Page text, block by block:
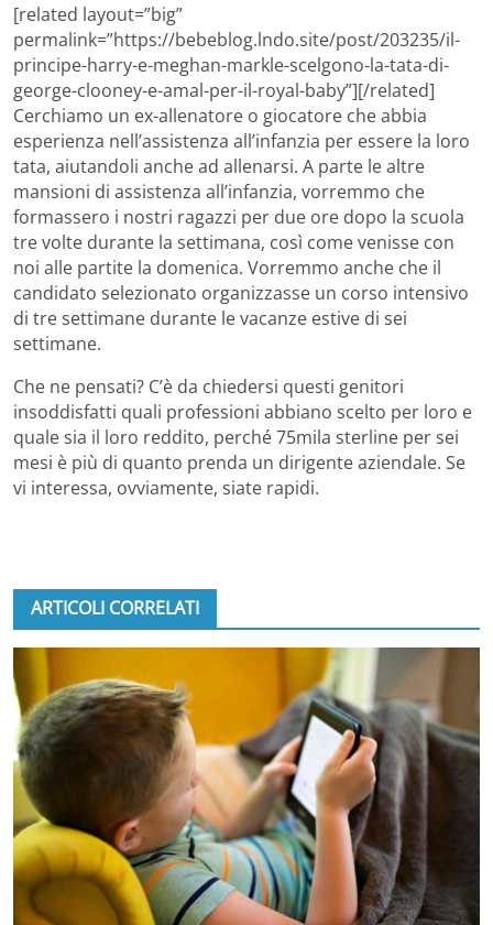
[related layout=”big”
permalink=”https://bebeblog.lndo.site/post/203235/il-
principe-harry-e-meghan-markle-scelgono-la-tata-di-
george-clooney-e-amal-per-il-royal-baby”][/related]
Cerchiamo un ex-allenatore o giocatore che abbia
esperienza nell’assistenza all’infanzia per essere la loro
tata, aiutandoli anche ad allenarsi. A parte le altre
mansioni di assistenza all’infanzia, vorremmo che
formassero i nostri ragazzi per due ore dopo la scuola
tre volte durante la settimana, così come venisse con
noi alle partite la domenica. Vorremmo anche che il
candidato selezionato organizzasse un corso intensivo
di tre settimane durante le vacanze estive di sei
settimane.
Che ne pensati? C’è da chiedersi questi genitori
insoddisfatti quali professioni abbiano scelto per loro e
quale sia il loro reddito, perché 75mila sterline per sei
mesi è più di quanto prenda un dirigente aziendale. Se
vi interessa, ovviamente, siate rapidi.
ARTICOLI CORRELATI